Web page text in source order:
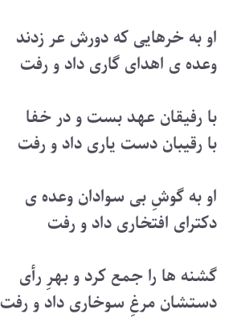
او به خرهایی که دورش عر زدند
وعده ی اهدای گاری داد و رفت
با رفیقان عهد بست و در خفا
با رقیبان دست یاری داد و رفت
او به گوشِ بی سوادان وعده ی
دکترای افتخاری داد و رفت
گشنه ها را جمع کرد و بهرِ رأی
دستشان مرغِ سوخاری داد و رفت